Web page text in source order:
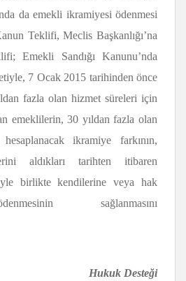
da emekli ikramiyesi ödenmesi
Teklifi, Meclis Başkanlığı’na
Emekli Sandığı Kanunu’nda
7 Ocak 2015 tarihinden önce
fazla olan hizmet süreleri için
emeklilerin, 30 yıldan fazla olan
ikramiye farkının,
aldıkları tarihten itibaren
birlikte kendilerine veya hak
sağlanmasını
Hukuk Desteği